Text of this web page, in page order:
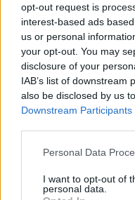
opt-out request is
interest-based ads
us or personal
your opt-out. You may
disclosure of your
IAB’s list of downstream
also be disclosed by us
Downstream Participants
Personal Data
I want to opt-out of
personal data.